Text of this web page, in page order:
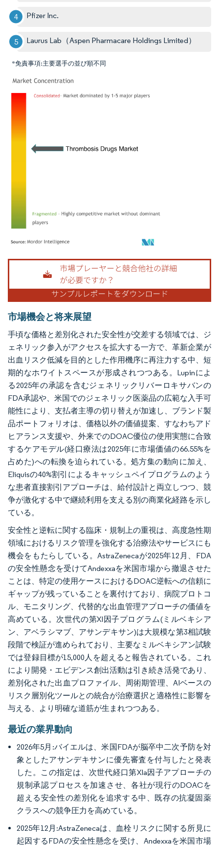
Pfizer Inc.
Laurus Lab（Aspen Pharmacare Holdings Limited）
*免責事項:主要選手の並び順不同
画像 © Mordor Intelligence。再利用にはCC BY 4.0の表示が必要です。
市場機会と将来展望
手頃な価格と差別化された安全性が交差する領域では、ジ
ェネリック参入がアクセスを拡大する一方で、革新企業が
出血リスク低減を目的とした作用機序に再注力する中、短
期的なホワイトスペースが形成されつつある。Lupinによ
る2025年の承認を含むジェネリックリバーロキサバンの
FDA承認や、米国でのジェネリック医薬品の広範な入手可
能性により、支払者主導の切り替えが加速し、ブランド製
品ポートフォリオは、価格以外の価値提案、すなわちアド
ヒアランス支援や、外来でのDOAC優位の使用実態に合致
するケアモデル(経口療法は2025年に市場価値の66.55%を
占めた)への転換を迫られている。処方集の動向に加え、
Eliquisの40%割引によるキャッシュペイプログラムのよう
な患者直接割引アプローチは、給付設計と両立しつつ、競
争が激化する中で継続利用を支える別の商業化経路を示し
ている。
安全性と逆転に関する臨床・規制上の重視は、高度急性期
領域におけるリスク管理を強化する治療法やサービスにも
機会をもたらしている。AstraZenecaが2025年12月、FDA
の安全性懸念を受けてAndexxaを米国市場から撤退させた
ことは、特定の使用ケースにおけるDOAC逆転への信頼に
ギャップが残っていることを裏付けており、病院プロトコ
ル、モニタリング、代替的な出血管理アプローチの価値を
高めている。次世代の第XI因子プログラム(ミルベキシア
ン、アベラシマブ、アサンデキサン)は大規模な第3相試験
段階で検証が進められており、主要なミルベキシアン試験
では登録目標が15,000人を超えると報告されている。これ
により開発・エビデンス創出活動は引き続き活発であり、
差別化された出血プロファイル、周術期管理、AIベースの
リスク層別化ツールとの統合が治療選択と適格性に影響を
与える、より明確な道筋が生まれつつある。
最近の業界動向
2026年5月:バイエルは、米国FDAが脳卒中二次予防を対
象としたアサンデキサンに優先審査を付与したと発表
した。この指定は、次世代経口第XIa因子アプローチの
規制承認プロセスを加速させ、各社が現行のDOACを
超える安全性の差別化を追求する中、既存の抗凝固薬
クラスへの競争圧力を高めている。
2025年12月:AstraZenecaは、血栓リスクに関する所見に
起因するFDAの安全性懸念を受け、Andexxaを米国市場